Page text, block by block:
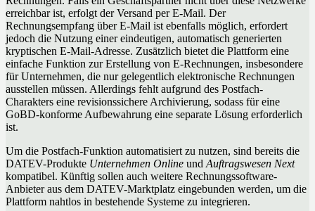
erreichbar ist, erfolgt der Versand per E-Mail. Der
Rechnungsempfang über E-Mail ist ebenfalls möglich, erfordert
jedoch die Nutzung einer eindeutigen, automatisch generierten
kryptischen E-Mail-Adresse. Zusätzlich bietet die Plattform eine
einfache Funktion zur Erstellung von E-Rechnungen, insbesondere
für Unternehmen, die nur gelegentlich elektronische Rechnungen
ausstellen müssen. Allerdings fehlt aufgrund des Postfach-
Charakters eine revisionssichere Archivierung, sodass für eine
GoBD-konforme Aufbewahrung eine separate Lösung erforderlich
ist.
Um die Postfach-Funktion automatisiert zu nutzen, sind bereits die
DATEV-Produkte Unternehmen Online und Auftragswesen Next
kompatibel. Künftig sollen auch weitere Rechnungssoftware-
Anbieter aus dem DATEV-Marktplatz eingebunden werden, um die
Plattform nahtlos in bestehende Systeme zu integrieren.